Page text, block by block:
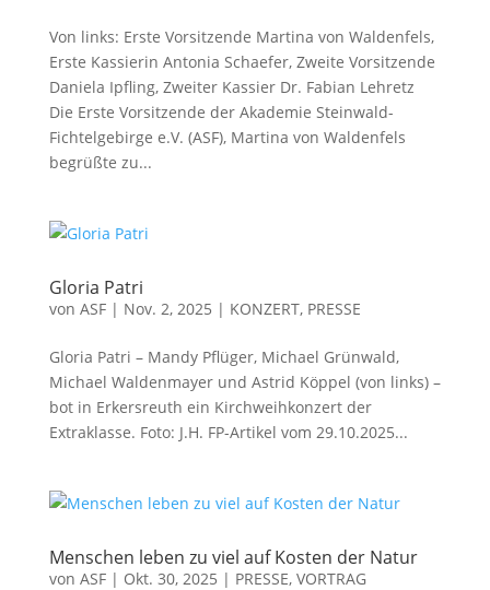
Von links: Erste Vorsitzende Martina von Waldenfels,
Erste Kassierin Antonia Schaefer, Zweite Vorsitzende
Daniela Ipfling, Zweiter Kassier Dr. Fabian Lehretz
Die Erste Vorsitzende der Akademie Steinwald-
Fichtelgebirge e.V. (ASF), Martina von Waldenfels
begrüßte zu...
Gloria Patri
von ASF| Nov. 2, 2025 | KONZERT, PRESSE
Gloria Patri – Mandy Pflüger, Michael Grünwald,
Michael Waldenmayer und Astrid Köppel (von links) –
bot in Erkersreuth ein Kirchweihkonzert der
Extraklasse. Foto: J.H. FP-Artikel vom 29.10.2025...
Menschen leben zu viel auf Kosten der Natur
von ASF| Okt. 30, 2025 | PRESSE, VORTRAG